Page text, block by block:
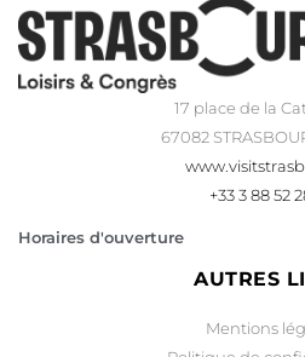
17 place de la
67082
+33 3 88 52
Horaires d'ouverture
AUTRES
Mentions